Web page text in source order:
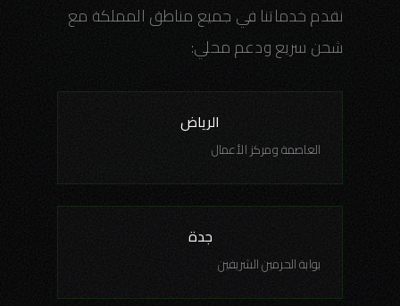
نقدم خدماتنا في جميع مناطق المملكة مع
شحن سريع ودعم محلي:
الرياض
العاصمة ومركز الأعمال
جدة
بوابة الحرمين الشريفين